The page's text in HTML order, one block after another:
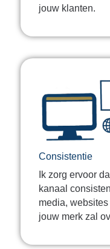
jouw klanten.
Consistentie
Ik zorg ervoor
kanaal
media,
jouw merk zal